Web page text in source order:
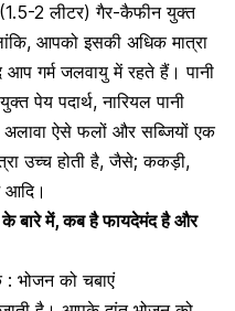
2 लीटर) गैर-कैफीन युक्त
आपको इसकी अधिक मात्रा
गर्म जलवायु में रहते हैं। पानी
पेय पदार्थ, नारियल पानी
ऐसे फलों और सब्जियों एक
उच्च होती है, जैसे; ककड़ी,
आदि।
बारे में, कब है फायदेमंद है और
भोजन को चबाएं